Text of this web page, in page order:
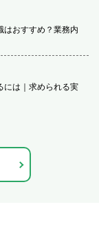
はおすすめ？業務内
には｜求められる実